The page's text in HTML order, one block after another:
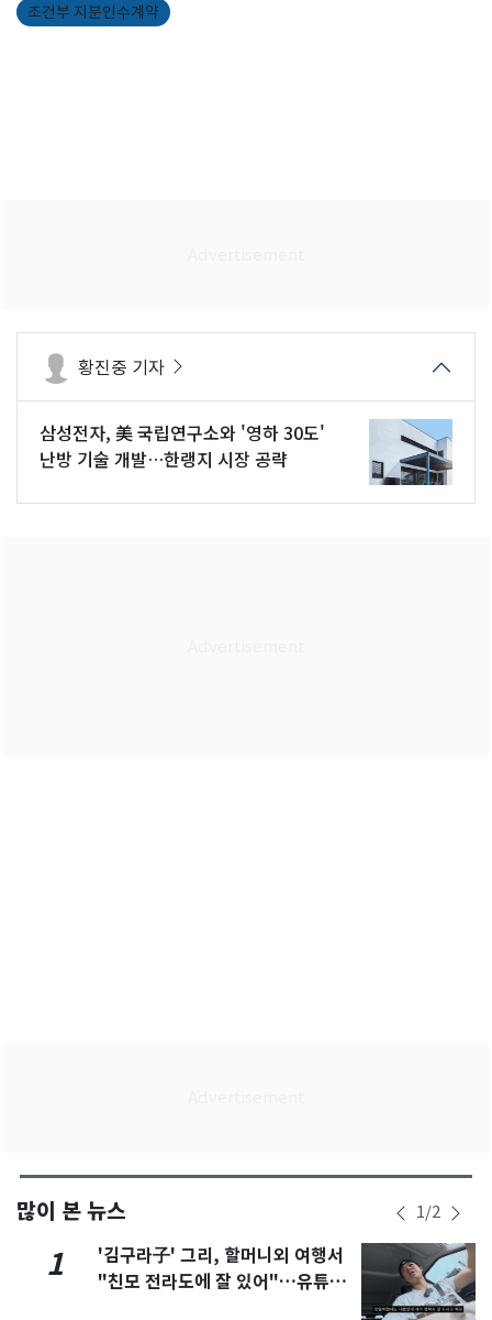
조건부 지분인수계약
황진중 기자
삼성전자, 美 국립연구소와 '영하 30도'
난방 기술 개발…한랭지 시장 공략
많이 본 뉴스 1/2
1
'김구라子' 그리, 할머니외 여행서
"친모 전라도에 잘 있어"…유튜브